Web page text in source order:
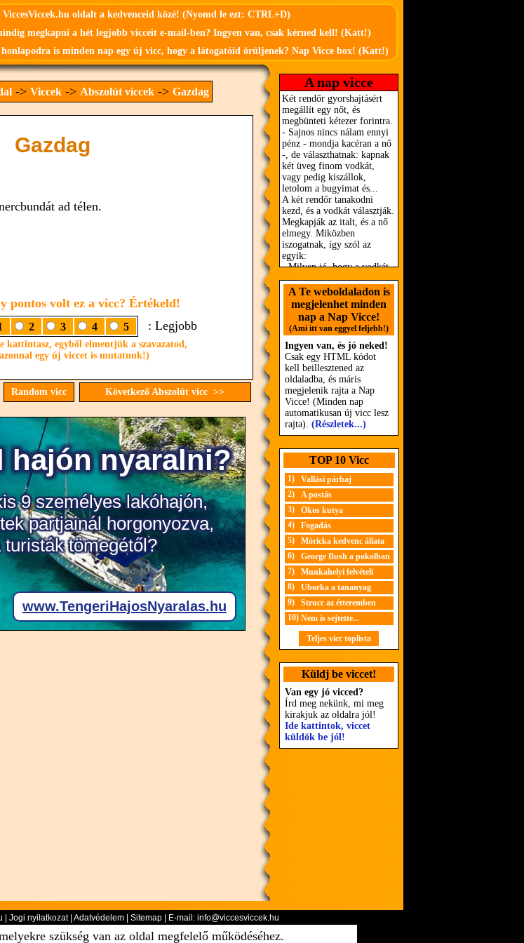
ViccesViccek.hu oldalt a kedvenceid közé! (Nyomd le ezt: CTRL+D)
megkapni a hét legjobb vicceit e-mail-ben? Ingyen van, csak kérned kell! (Katt!)
honlapodra is minden nap egy új vicc, hogy a látogatóid örüljenek? Nap Vicce box! (Katt!)
-> Viccek-> Abszolút viccek-> Gazdag
Gazdag
ad télen.
pontos volt ez a vicc? Értékeld!
2 3 4 5 : Legjobb
kattintasz, egyből elmentjük a szavazatod,
azonnal egy új viccet is mutatunk!)
Random vicc Következő Abszolút vicc >>
A nap vicce
A Te weboldaladon is
megjelenhet minden
nap a Nap Vicce!
(Ami itt van eggyel feljebb!)
Ingyen van, és jó neked!
Csak egy HTML kódot
kell beillesztened az
oldaladba, és máris
megjelenik rajta a Nap
Vicce! (Minden nap
automatikusan új vicc lesz
rajta). (Részletek...)
TOP 10 Vicc
1)
Vallási párbaj
2)
A postás
3)
Okos kutya
4)
Fogadás
5)
Móricka kedvenc állata
6)
George Bush a pokolban
7)
Munkahelyi felvételi
8)
Uborka a tananyag
9)
Strucc az étteremben
10) Nem is sejtette...
Teljes vicc toplista
Küldj be viccet!
Van egy jó vicced?
Írd meg nekünk, mi meg
kirakjuk az oldalra jól!
Ide kattintok, viccet
küldök be jól!
| Jogi nyilatkozat| Adatvédelem Sitemap | E-mail: info@viccesviccek.hu
szükség van az oldal megfelelő működéséhez.